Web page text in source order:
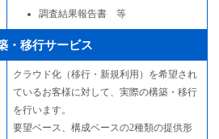
調査結果報告書 等
・移行サービス
クラウド化（移行・新規利用）を希望され
ているお客様に対して、実際の構築・移行
を行います。
要望ベース、構成ベースの2種類の提供形